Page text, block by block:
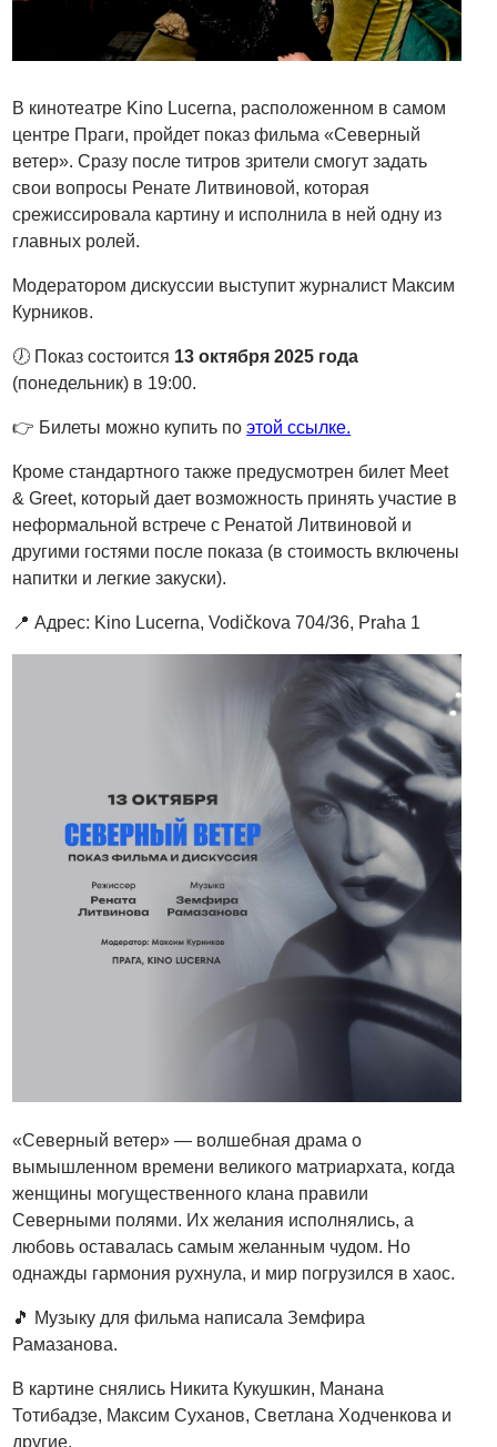
В кинотеатре Kino Lucerna, расположенном в самом
центре Праги, пройдет показ фильма «Северный
ветер». Сразу после титров зрители смогут задать
свои вопросы Ренате Литвиновой, которая
срежиссировала картину и исполнила в ней одну из
главных ролей.
Модератором дискуссии выступит журналист Максим
Курников.
🕖 Показ состоится 13 октября 2025 года
(понедельник) в 19:00.
👉 Билеты можно купить поэтой ссылке.
Кроме стандартного также предусмотрен билет Meet
& Greet, который дает возможность принять участие в
неформальной встрече с Ренатой Литвиновой и
другими гостями после показа (в стоимость включены
напитки и легкие закуски).
📍 Адрес: Kino Lucerna, Vodičkova 704/36, Praha 1
«Северный ветер» — волшебная драма о
вымышленном времени великого матриархата, когда
женщины могущественного клана правили
Северными полями. Их желания исполнялись, а
любовь оставалась самым желанным чудом. Но
однажды гармония рухнула, и мир погрузился в хаос.
🎵 Музыку для фильма написала Земфира
Рамазанова.
В картине снялись Никита Кукушкин, Манана
Тотибадзе, Максим Суханов, Светлана Ходченкова и
другие.